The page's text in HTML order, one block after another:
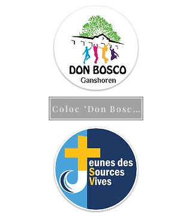
Coloc "Don Bosco"